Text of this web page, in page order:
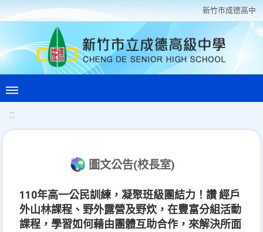
新竹巿成德高中
:::
圖文公告(校長室)
110年高一公民訓練，凝聚班級團結力！讚 經戶
外山林課程、野外露營及野炊，在豐富分組活動
課程，學習如何藉由團體互助合作，來解決所面